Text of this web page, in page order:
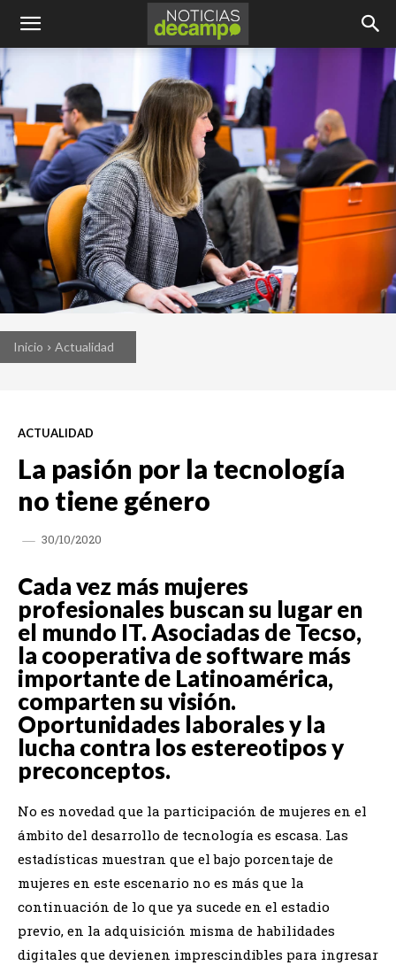
Inicio Actualidad
ACTUALIDAD
La pasión por la tecnología
no tiene género
30/10/2020
Cada vez más mujeres
profesionales buscan su lugar en
el mundo IT. Asociadas de Tecso,
la cooperativa de software más
importante de Latinoamérica,
comparten su visión.
Oportunidades laborales y la
lucha contra los estereotipos y
preconceptos.
No es novedad que la participación de mujeres en el
ámbito del desarrollo de tecnología es escasa. Las
estadísticas muestran que el bajo porcentaje de
mujeres en este escenario no es más que la
continuación de lo que ya sucede en el estadio
previo, en la adquisición misma de habilidades
digitales que devienen imprescindibles para ingresar